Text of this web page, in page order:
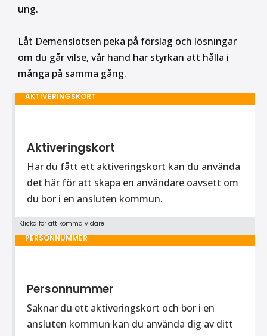
ung.
Låt Demenslotsen peka på förslag och lösningar
om du går vilse, vår hand har styrkan att hålla i
många på samma gång.
AKTIVERINGSKORT
Aktiveringskort
Har du fått ett aktiveringskort kan du använda
det här för att skapa en användare oavsett om
du bor i en ansluten kommun.
Klicka för att komma vidare
PERSONNUMMER
Personnummer
Saknar du ett aktiveringskort och bor i en
ansluten kommun kan du använda dig av ditt